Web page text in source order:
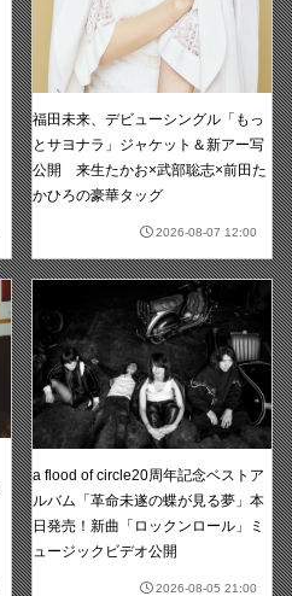
福田未来、デビューシングル「もっ
とサヨナラ」ジャケット＆新アー写
公開 来生たかお×武部聡志×前田た
かひろの豪華タッグ
2026-08-07 12:00
a flood of circle20周年記念ベストア
ルバム「革命未遂の蝶が見る夢」本
日発売！新曲「ロックンロール」ミ
ュージックビデオ公開
2026-08-05 21:00